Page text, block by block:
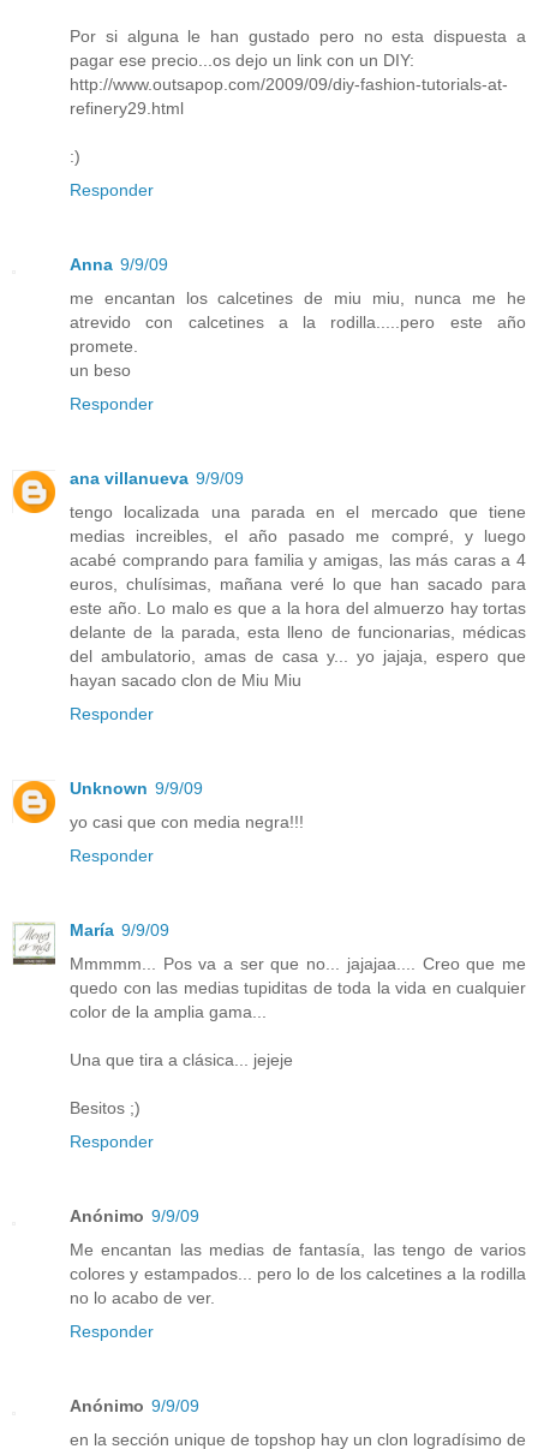
Por si alguna le han gustado pero no esta dispuesta a
pagar ese precio...os dejo un link con un DIY:
http://www.outsapop.com/2009/09/diy-fashion-tutorials-at-
refinery29.html
:)
Responder
Anna 9/9/09
me encantan los calcetines de miu miu, nunca me he
atrevido con calcetines a la rodilla.....pero este año
promete.
un beso
Responder
ana villanueva 9/9/09
tengo localizada una parada en el mercado que tiene
medias increibles, el año pasado me compré, y luego
acabé comprando para familia y amigas, las más caras a 4
euros, chulísimas, mañana veré lo que han sacado para
este año. Lo malo es que a la hora del almuerzo hay tortas
delante de la parada, esta lleno de funcionarias, médicas
del ambulatorio, amas de casa y... yo jajaja, espero que
hayan sacado clon de Miu Miu
Responder
Unknown 9/9/09
yo casi que con media negra!!!
Responder
María 9/9/09
Mmmmm... Pos va a ser que no... jajajaa.... Creo que me
quedo con las medias tupiditas de toda la vida en cualquier
color de la amplia gama...
Una que tira a clásica... jejeje
Besitos ;)
Responder
Anónimo 9/9/09
Me encantan las medias de fantasía, las tengo de varios
colores y estampados... pero lo de los calcetines a la rodilla
no lo acabo de ver.
Responder
Anónimo 9/9/09
en la sección unique de topshop hay un clon logradísimo de